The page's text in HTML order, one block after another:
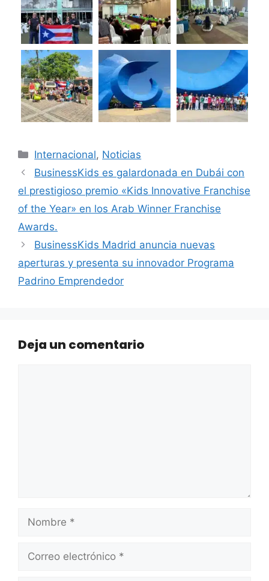
Internacional, Noticias
BusinessKids es galardonada en Dubái con
el prestigioso premio «Kids Innovative Franchise
of the Year» en los Arab Winner Franchise
Awards.
BusinessKids Madrid anuncia nuevas
aperturas y presenta su innovador Programa
Padrino Emprendedor
Deja un comentario